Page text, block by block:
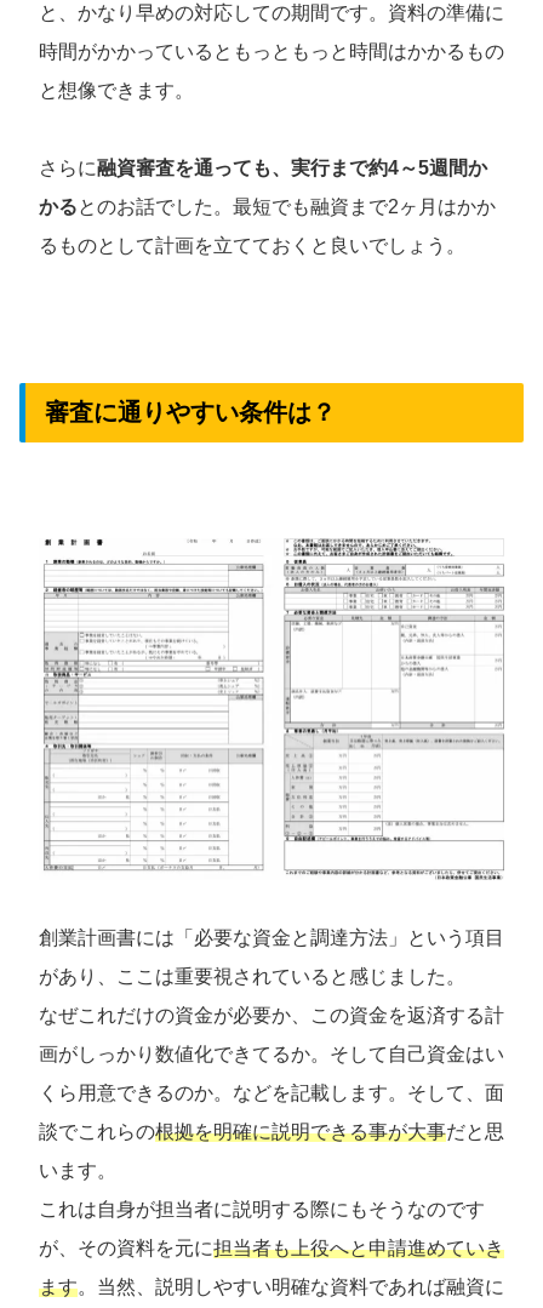
と、かなり早めの対応しての期間です。資料の準備に
時間がかかっているともっともっと時間はかかるもの
と想像できます。
さらに融資審査を通っても、実行まで約4～5週間か
かるとのお話でした。最短でも融資まで2ヶ月はかか
るものとして計画を立てておくと良いでしょう。
審査に通りやすい条件は？
創業計画書には「必要な資金と調達方法」という項目
があり、ここは重要視されていると感じました。
なぜこれだけの資金が必要か、この資金を返済する計
画がしっかり数値化できてるか。そして自己資金はい
くら用意できるのか。などを記載します。そして、面
談でこれらの根拠を明確に説明できる事が大事だと思
います。
これは自身が担当者に説明する際にもそうなのです
が、その資料を元に担当者も上役へと申請進めていき
ます。当然、説明しやすい明確な資料であれば融資に